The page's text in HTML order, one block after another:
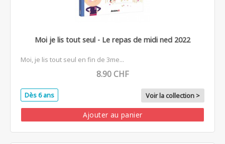
Moi je lis tout seul - Le repas de midi ned 2022
Moi, je lis tout seul en fin de 3me...
8.90 CHF
Dès 6 ans Voir la collection >
Ajouter au panier